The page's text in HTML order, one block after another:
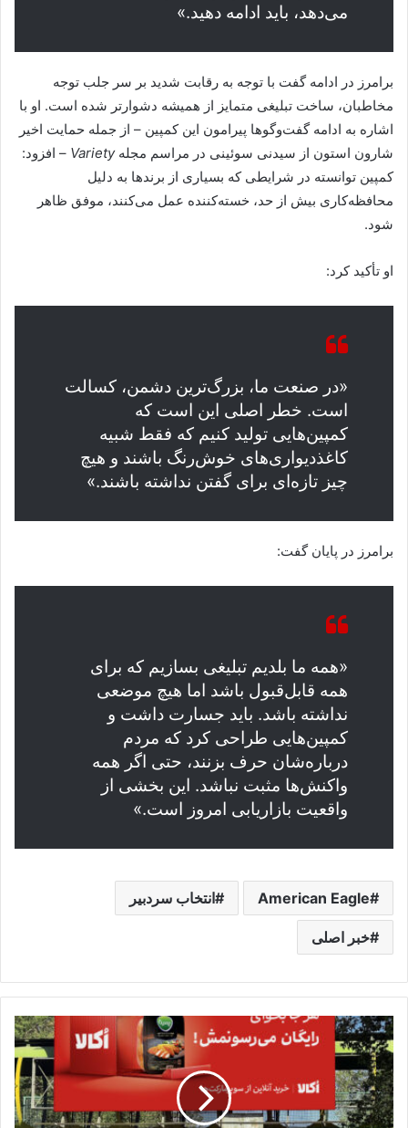
می‌دهد، باید ادامه دهید.»
برامرز در ادامه گفت با توجه به رقابت شدید بر سر جلب توجه
مخاطبان، ساخت تبلیغی متمایز از همیشه دشوارتر شده است. او با
اشاره به ادامه گفت‌وگوها پیرامون این کمپین – از جمله حمایت اخیر
شارون استون از سیدنی سوئینی در مراسم مجلهVariety – افزود:
کمپین توانسته در شرایطی که بسیاری از برندها به دلیل
محافظه‌کاری بیش از حد، خسته‌کننده عمل می‌کنند، موفق ظاهر
شود.
او تأکید کرد:
«در صنعت ما، بزرگ‌ترین دشمن، کسالت
است. خطر اصلی این است که
کمپین‌هایی تولید کنیم که فقط شبیه
کاغذدیواری‌های خوش‌رنگ باشند و هیچ
چیز تازه‌ای برای گفتن نداشته باشند.»
برامرز در پایان گفت:
«همه ما بلدیم تبلیغی بسازیم که برای
همه قابل‌قبول باشد اما هیچ موضعی
نداشته باشد. باید جسارت داشت و
کمپین‌هایی طراحی کرد که مردم
درباره‌شان حرف بزنند، حتی اگر همه
واکنش‌ها مثبت نباشد. این بخشی از
واقعیت بازاریابی امروز است.»
American Eagle انتخاب سردبیر
خبر اصلی